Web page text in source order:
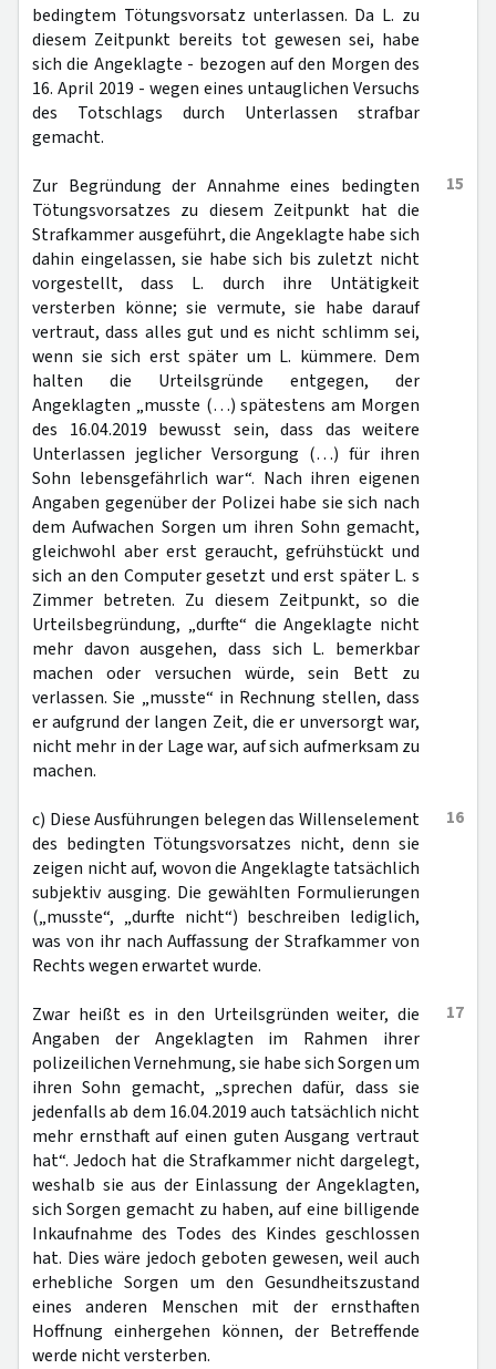
bedingtem Tötungsvorsatz unterlassen. Da L. zu
diesem Zeitpunkt bereits tot gewesen sei, habe
sich die Angeklagte - bezogen auf den Morgen des
16. April 2019 - wegen eines untauglichen Versuchs
des Totschlags durch Unterlassen strafbar
gemacht.
15
Zur Begründung der Annahme eines bedingten
Tötungsvorsatzes zu diesem Zeitpunkt hat die
Strafkammer ausgeführt, die Angeklagte habe sich
dahin eingelassen, sie habe sich bis zuletzt nicht
vorgestellt, dass L. durch ihre Untätigkeit
versterben könne; sie vermute, sie habe darauf
vertraut, dass alles gut und es nicht schlimm sei,
wenn sie sich erst später um L. kümmere. Dem
halten die Urteilsgründe entgegen, der
Angeklagten „musste (…) spätestens am Morgen
des 16.04.2019 bewusst sein, dass das weitere
Unterlassen jeglicher Versorgung (…) für ihren
Sohn lebensgefährlich war“. Nach ihren eigenen
Angaben gegenüber der Polizei habe sie sich nach
dem Aufwachen Sorgen um ihren Sohn gemacht,
gleichwohl aber erst geraucht, gefrühstückt und
sich an den Computer gesetzt und erst später L. s
Zimmer betreten. Zu diesem Zeitpunkt, so die
Urteilsbegründung, „durfte“ die Angeklagte nicht
mehr davon ausgehen, dass sich L. bemerkbar
machen oder versuchen würde, sein Bett zu
verlassen. Sie „musste“ in Rechnung stellen, dass
er aufgrund der langen Zeit, die er unversorgt war,
nicht mehr in der Lage war, auf sich aufmerksam zu
machen.
16
c) Diese Ausführungen belegen das Willenselement
des bedingten Tötungsvorsatzes nicht, denn sie
zeigen nicht auf, wovon die Angeklagte tatsächlich
subjektiv ausging. Die gewählten Formulierungen
(„musste“, „durfte nicht“) beschreiben lediglich,
was von ihr nach Auffassung der Strafkammer von
Rechts wegen erwartet wurde.
17
Zwar heißt es in den Urteilsgründen weiter, die
Angaben der Angeklagten im Rahmen ihrer
polizeilichen Vernehmung, sie habe sich Sorgen um
ihren Sohn gemacht, „sprechen dafür, dass sie
jedenfalls ab dem 16.04.2019 auch tatsächlich nicht
mehr ernsthaft auf einen guten Ausgang vertraut
hat“. Jedoch hat die Strafkammer nicht dargelegt,
weshalb sie aus der Einlassung der Angeklagten,
sich Sorgen gemacht zu haben, auf eine billigende
Inkaufnahme des Todes des Kindes geschlossen
hat. Dies wäre jedoch geboten gewesen, weil auch
erhebliche Sorgen um den Gesundheitszustand
eines anderen Menschen mit der ernsthaften
Hoffnung einhergehen können, der Betreffende
werde nicht versterben.